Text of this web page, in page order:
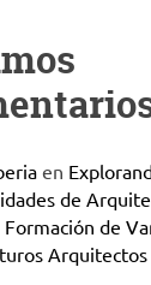
en
de
Formación de
Arquitectos